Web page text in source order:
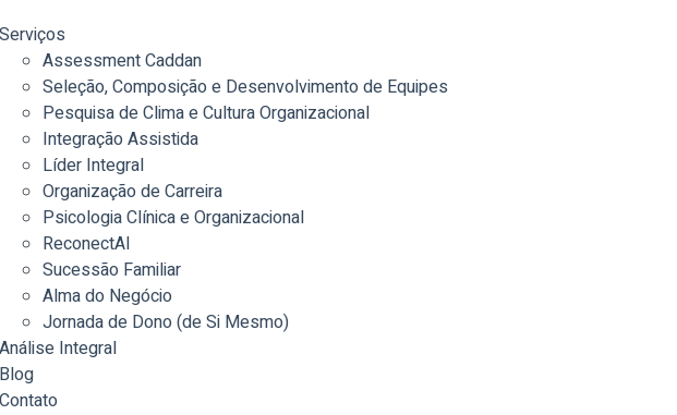
Serviços
Assessment Caddan
Seleção, Composição e Desenvolvimento de Equipes
Pesquisa de Clima e Cultura Organizacional
Integração Assistida
Líder Integral
Organização de Carreira
Psicologia Clínica e Organizacional
ReconectAI
Sucessão Familiar
Alma do Negócio
Jornada de Dono (de Si Mesmo)
Análise Integral
Blog
Contato